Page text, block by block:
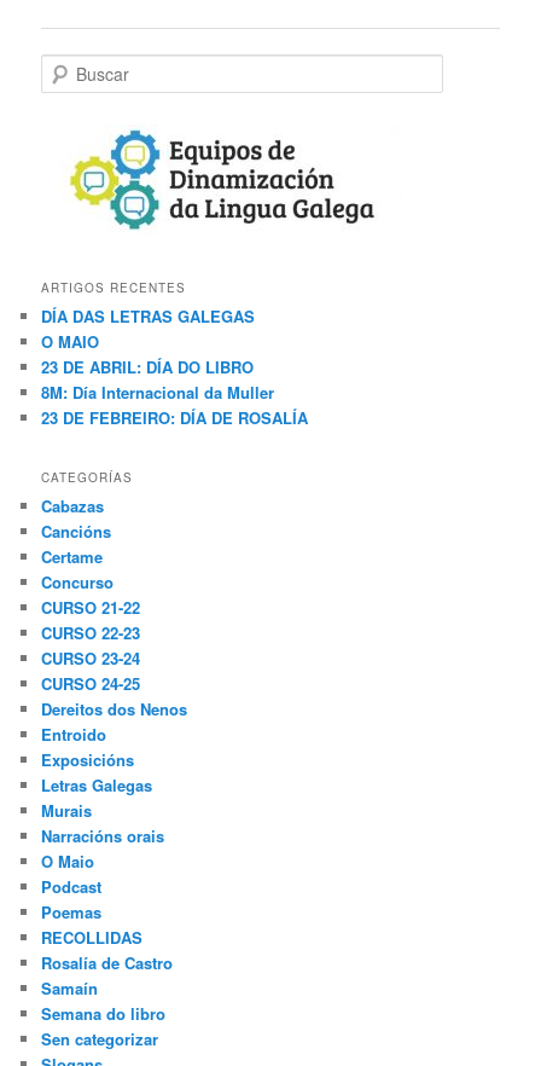
artigos
u
ARTIGOS RECENTES
DÍA DAS LETRAS GALEGAS
O MAIO
23 DE ABRIL: DÍA DO LIBRO
8M: Día Internacional da Muller
23 DE FEBREIRO: DÍA DE ROSALÍA
CATEGORÍAS
Cabazas
Cancións
Certame
Concurso
CURSO 21-22
CURSO 22-23
CURSO 23-24
CURSO 24-25
Dereitos dos Nenos
Entroido
Exposicións
Letras Galegas
Murais
Narracións orais
O Maio
Podcast
Poemas
RECOLLIDAS
Rosalía de Castro
Samaín
Semana do libro
Sen categorizar